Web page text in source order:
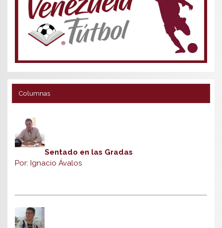
Columnas
Sentado en las Gradas
Por: Ignacio Ávalos